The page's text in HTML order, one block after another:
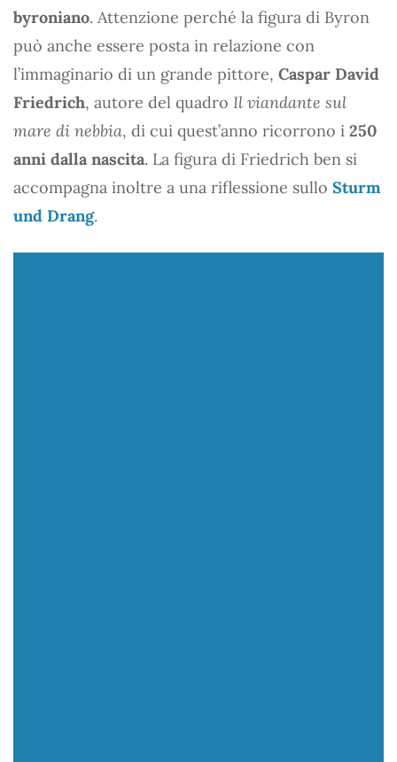
byroniano. Attenzione perché la figura di Byron
può anche essere posta in relazione con
l’immaginario di un grande pittore, Caspar David
Friedrich, autore del quadro Il viandante sul
mare di nebbia, di cui quest’anno ricorrono i 250
anni dalla nascita. La figura di Friedrich ben si
accompagna inoltre a una riflessione sullo Sturm
und Drang.